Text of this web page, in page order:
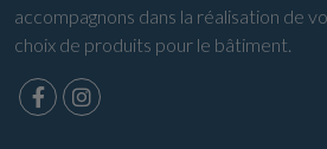
accompagnons dans la réalisation de
choix de produits pour le bâtiment.